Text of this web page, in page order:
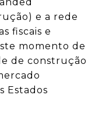
e a rede
fiscais e
momento de
de construção
Estados